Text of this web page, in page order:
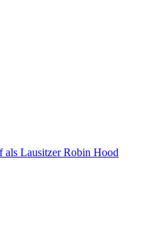
als Lausitzer Robin Hood